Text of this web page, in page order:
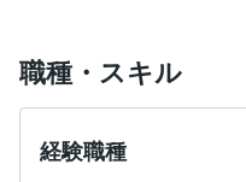
職種・スキル
経験職種